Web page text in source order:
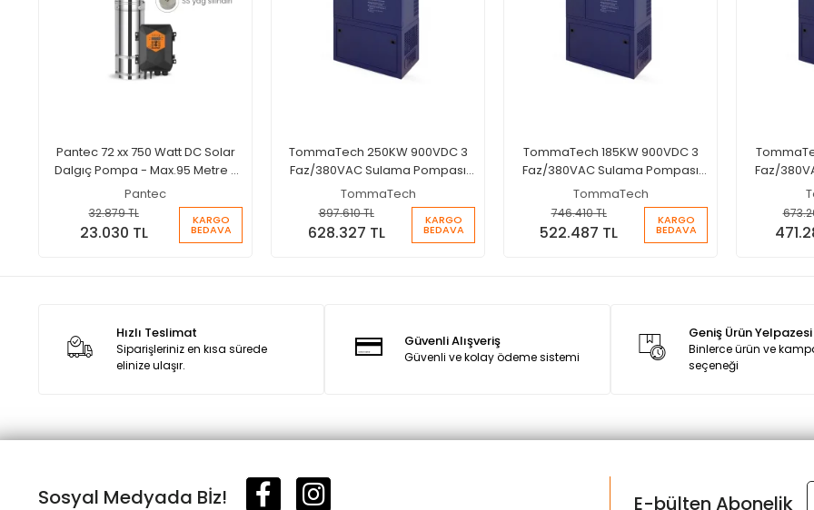
Pantec 72 xx 750 Watt DC Solar
Dalgıç Pompa - Max.95 Metre -
Max.4.5 Ton Su
Pantec
32.879 TL
23.030 TL
KARGO
BEDAVA
TommaTech 250KW 900VDC 3
Faz/380VAC Sulama Pompası
İnverteri
TommaTech
897.610 TL
628.327 TL
KARGO
BEDAVA
TommaTech 185KW 900VDC 3
Faz/380VAC Sulama Pompası
İnverteri
TommaTech
746.410 TL
522.487 TL
KARGO
BEDAVA
Faz/
Hızlı Teslimat
Siparişleriniz en kısa sürede
elinize ulaşır.
Güvenli Alışveriş
Güvenli ve kolay ödeme sistemi
Geniş Ürün Yelpazesi
Binlerce ürün ve
seçeneği
Sosyal Medyada Bİz! E-bülten Abonelik